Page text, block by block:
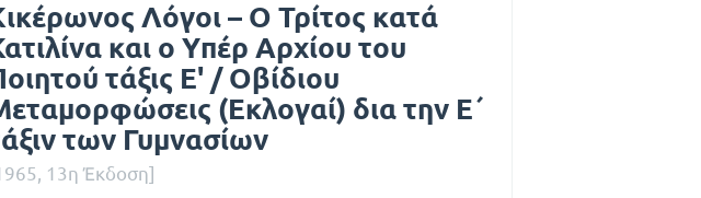
Λόγοι – Ο Τρίτος κατά
και ο Υπέρ Αρχίου του
τάξις Ε' / Οβίδιου
(Εκλογαί) δια την Ε΄
των Γυμνασίων
13η Έκδοση]